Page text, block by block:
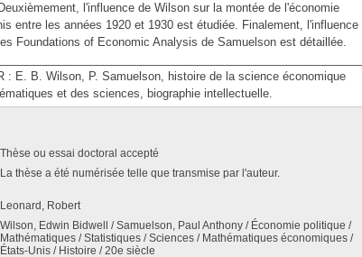
l'influence de Wilson sur la montée de l'économie
entre les années 1920 et 1930 est étudiée. Finalement, l'influence
Foundations of Economic Analysis de Samuelson est détaillée.
: E. B. Wilson, P. Samuelson, histoire de la science économique
et des sciences, biographie intellectuelle.
Thèse ou essai doctoral accepté
La thèse a été numérisée telle que transmise par l'auteur.
Leonard, Robert
Wilson, Edwin Bidwell / Samuelson, Paul Anthony / Économie politique /
Mathématiques / Statistiques / Sciences / Mathématiques économiques /
États-Unis / Histoire / 20e siècle